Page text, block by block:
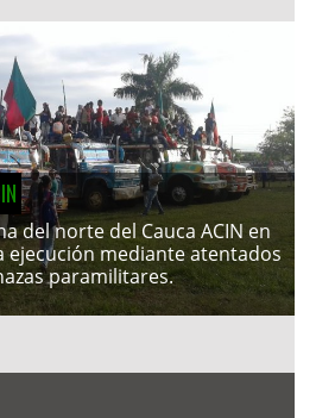
del norte del Cauca ACIN en
ejecución mediante atentados
paramilitares.